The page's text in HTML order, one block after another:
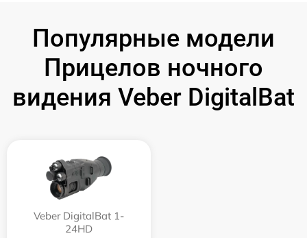
Популярные модели
Прицелов ночного
видения Veber DigitalBat
Veber DigitalBat 1-
24HD